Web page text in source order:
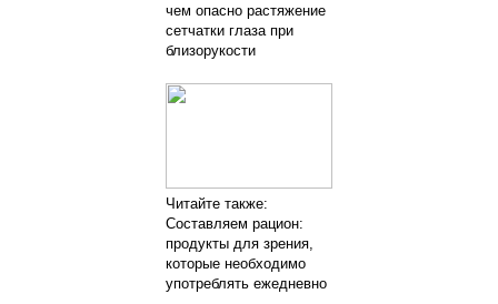
чем опасно растяжение
сетчатки глаза при
близорукости
Читайте также:
Составляем рацион:
продукты для зрения,
которые необходимо
употреблять ежедневно